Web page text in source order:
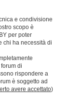
e condivisione
scopo è
per poter
chi ha necessità di
di
rispondere a
è soggetto ad
avere accettato)